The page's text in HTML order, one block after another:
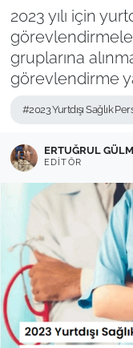
2023 yılı için
gruplarına
görevlendirme
#2023 Yurtdışı Sağlık
ERTUĞRUL
EDITÖR
Sendika
Sağlık
Kamu
Tüm
Son Dakika